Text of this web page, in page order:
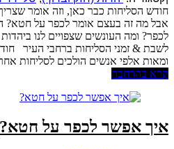
חודש הסליחות כבר כאן, וזה אומר
אבל מה זה בעצם אומר לכפר על
לכפר? ומה העונשים שצפויים לנו
לשבת & זמני הסליחות ברחבי העיר
ומאות אלפי אנשים הולכים לסליחות
קרא בהרחבה
איך אפשר לכפר על חטא?